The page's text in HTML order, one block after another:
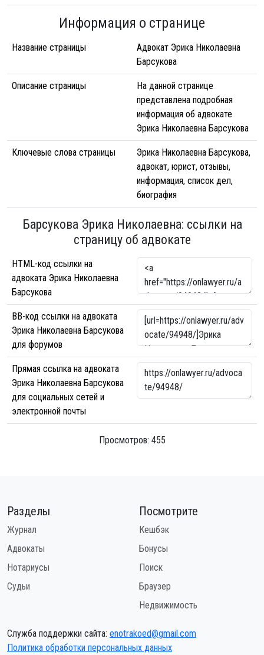
Информация о странице
Название страницы
Адвокат Эрика Николаевна
Барсукова
Описание страницы
На данной странице
представлена подробная
информация об адвокате
Эрика Николаевна Барсукова
Ключевые слова страницы
Эрика Николаевна Барсукова,
адвокат, юрист, отзывы,
информация, список дел,
биография
Барсукова Эрика Николаевна: ссылки на
страницу об адвокате
HTML-код ссылки на
адвоката Эрика Николаевна
Барсукова
BB-код ссылки на адвоката
Эрика Николаевна Барсукова
для форумов
Прямая ссылка на адвоката
Эрика Николаевна Барсукова
для социальных сетей и
электронной почты
Просмотров: 455
Разделы
Журнал
Адвокаты
Нотариусы
Судьи
Посмотрите
Кешбэк
Бонусы
Поиск
Браузер
Недвижимость
Служба поддержки сайта: enotrakoed@gmail.com
Политика обработки персональных данных